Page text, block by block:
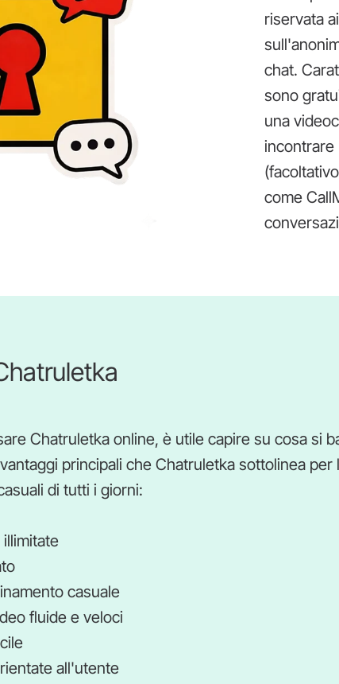
riservata
chat.
sono
una
incontrare
come
Chatruletka online, è utile capire su cosa si
principali che Chatruletka sottolinea per
di tutti i giorni:
casuale
fluide e veloci
all'utente